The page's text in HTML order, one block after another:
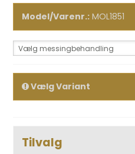
Model/Varenr.: MOL1851
Vælg messingbehandling
Vælg Variant
Tilvalg